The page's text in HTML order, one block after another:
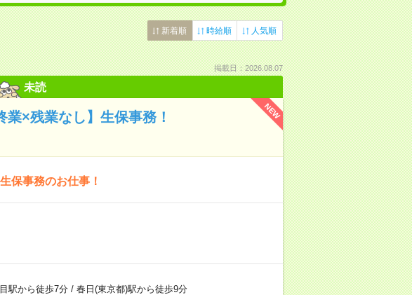
新着順 時給順 人気順
掲載日：2026.08.07
未読
NEW
×残業なし】生保事務！
保事務のお仕事！
駅から徒歩7分/ 春日(東京都)駅から徒歩9分